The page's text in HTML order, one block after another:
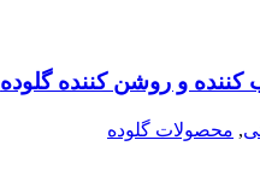
و روشن کننده گلوده
, محصولات گلوده